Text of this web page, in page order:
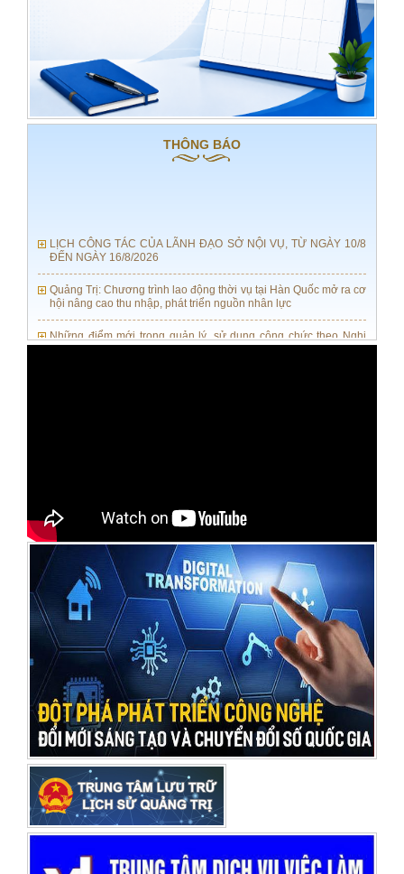
THÔNG BÁO
LỊCH CÔNG TÁC CỦA LÃNH ĐẠO SỞ NỘI VỤ, TỪ NGÀY 10/8
ĐẾN NGÀY 16/8/2026
hội nâng cao thu nhập, phát triển nguồn nhân lực
định số 300-NĐ-CP của Chính phủ
thiết thực
TĂNG CƯỜNG TỔ CHỨC THỰC HIỆN LUẬT TIẾP CẬN THÔNG
TIN SỐ 01/2026/QH16